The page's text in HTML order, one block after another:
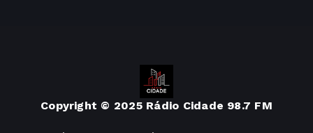
Copyright © 2025 Rádio Cidade 98.7 FM